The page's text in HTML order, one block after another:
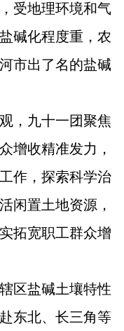
受地理环境和气
碱化程度重，农
市出了名的盐碱
，九十一团聚焦
增收精准发力，
作，探索科学治
闲置土地资源，
拓宽职工群众增
区盐碱土壤特性
东北、长三角等